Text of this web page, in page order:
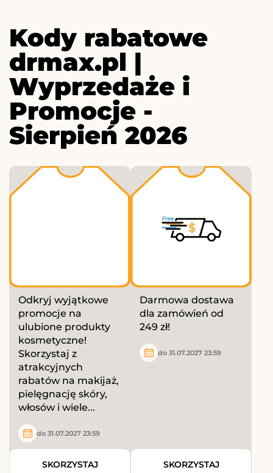
Kody rabatowe
drmax.pl |
Wyprzedaże i
Promocje -
Sierpień 2026
Odkryj wyjątkowe
promocje na
ulubione produkty
kosmetyczne!
Skorzystaj z
atrakcyjnych
rabatów na makijaż,
pielęgnację skóry,
włosów i wiele...
do 31.07.2027 23:59
SKORZYSTAJ
Darmowa dostawa
dla zamówień od
249 zł!
do 31.07.2027 23:59
SKORZYSTAJ